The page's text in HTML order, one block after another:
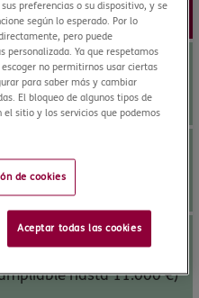
ilimitado
hasta 11.000 €)
preferencias o su dispositivo, y se
según lo esperado. Por lo
pero puede
personalizada. Ya que respetamos
no permitirnos usar ciertas
para saber más y cambiar
El bloqueo de algunos tipos de
sitio y los servicios que podemos
de cookies
Aceptar todas las cookies